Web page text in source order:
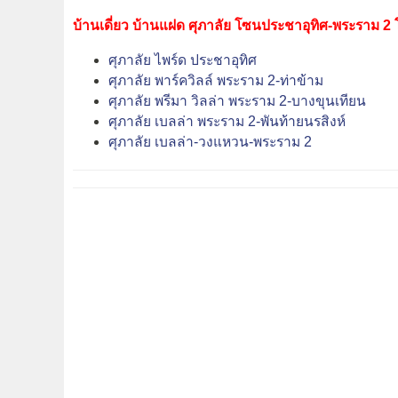
บ้านเดี่ยว บ้านแฝด ศุภาลัย โซนประชาอุทิศ-พระราม
ศุภาลัย ไพร์ด ประชาอุทิศ
ศุภาลัย พาร์ควิลล์ พระราม 2-ท่าข้าม
ศุภาลัย พรีมา วิลล่า พระราม 2-บางขุนเทียน
ศุภาลัย เบลล่า พระราม 2-พันท้ายนรสิงห์
ศุภาลัย เบลล่า-วงแหวน-พระราม 2